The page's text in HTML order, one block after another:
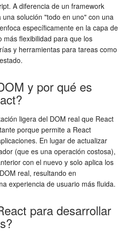
A diferencia de un framework
solución "todo en uno" con una
específicamente en la capa de
más flexibilidad para que los
y herramientas para tareas como
y por qué es
ligera del DOM real que React
porque permite a React
En lugar de actualizar
(que es una operación costosa),
con el nuevo y solo aplica los
real, resultando en
experiencia de usuario más fluida.
para desarrollar